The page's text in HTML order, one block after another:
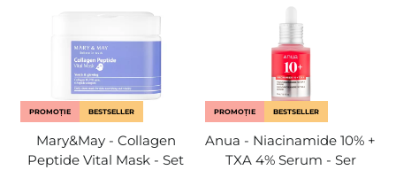
PROMOȚIE BESTSELLER
Mary&May - Collagen
Peptide Vital Mask - Set
PROMOȚIE BESTSELLER
Anua - Niacinamide 10% +
TXA 4% Serum - Ser